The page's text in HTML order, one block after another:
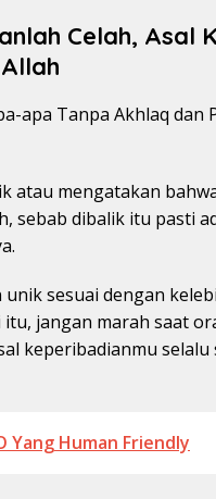
Celah, Asal
mengatakan
sebab dibalik itu pasti
sesuai dengan
jangan marah saat
keperibadianmu selalu
Yang Human Friendly